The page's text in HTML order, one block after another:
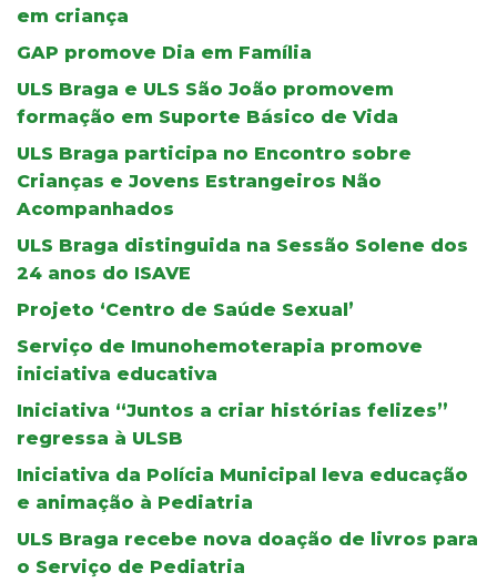
em criança
GAP promove Dia em Família
ULS Braga e ULS São João promovem
formação em Suporte Básico de Vida
ULS Braga participa no Encontro sobre
Crianças e Jovens Estrangeiros Não
Acompanhados
ULS Braga distinguida na Sessão Solene dos
24 anos do ISAVE
Projeto ‘Centro de Saúde Sexual’
Serviço de Imunohemoterapia promove
iniciativa educativa
Iniciativa “Juntos a criar histórias felizes”
regressa à ULSB
Iniciativa da Polícia Municipal leva educação
e animação à Pediatria
ULS Braga recebe nova doação de livros para
o Serviço de Pediatria